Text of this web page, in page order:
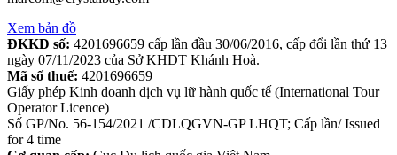
Xem bản đồ
ĐKKD số: 4201696659 cấp lần đầu 30/06/2016, cấp đổi lần thứ 13
ngày 07/11/2023 của Sở KHDT Khánh Hoà.
Mã số thuế: 4201696659
Giấy phép Kinh doanh dịch vụ lữ hành quốc tế (International Tour
Operator Licence)
Số GP/No. 56-154/2021 /CDLQGVN-GP LHQT; Cấp lần/ Issued
for 4 time